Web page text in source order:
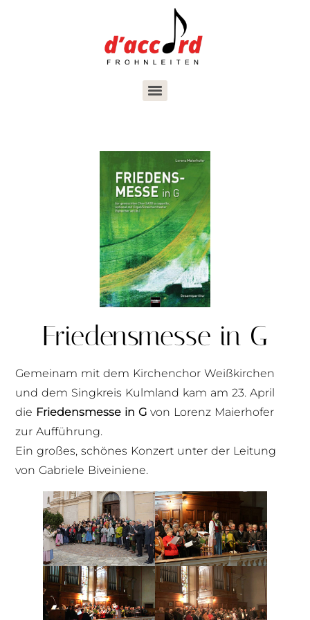
Friedensmesse in G
Gemeinam mit dem Kirchenchor Weißkirchen
und dem Singkreis Kulmland kam am 23. April
die Friedensmesse in G von Lorenz Maierhofer
zur Aufführung.
Ein großes, schönes Konzert unter der Leitung
von Gabriele Biveiniene.